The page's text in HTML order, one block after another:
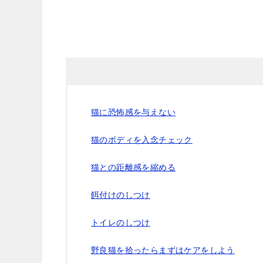
猫に恐怖感を与えない
猫のボディを入念チェック
猫との距離感を縮める
餌付けのしつけ
トイレのしつけ
野良猫を拾ったらまずはケアをしよう